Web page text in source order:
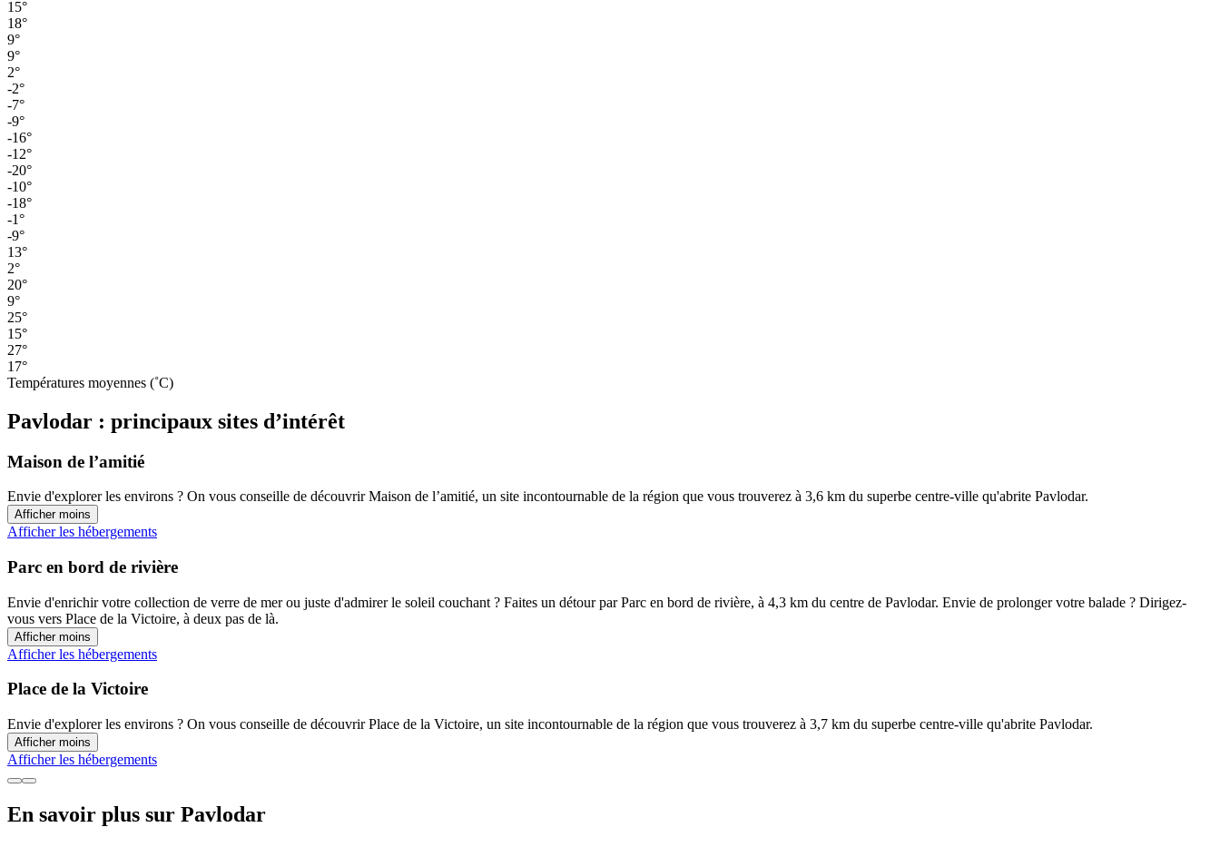
15°
18°
9°
9°
2°
-2°
-7°
-9°
-16°
-12°
-20°
-10°
-18°
-1°
-9°
13°
2°
20°
9°
25°
15°
27°
17°
Températures moyennes (˚C)
Pavlodar : principaux sites d’intérêt
Maison de l’amitié
Envie d'explorer les environs ? On vous conseille de découvrir Maison de l’amitié, un site incontournable de la région que vous trouverez à 3,6 km du superbe centre-ville qu'abrite Pavlodar.
Afficher moins
Afficher les hébergements
Parc en bord de rivière
Envie d'enrichir votre collection de verre de mer ou juste d'admirer le soleil couchant ? Faites un détour par Parc en bord de rivière, à 4,3 km du centre de Pavlodar. Envie de prolonger votre balade ? Dirigez-
vous vers Place de la Victoire, à deux pas de là.
Afficher moins
Afficher les hébergements
Place de la Victoire
Envie d'explorer les environs ? On vous conseille de découvrir Place de la Victoire, un site incontournable de la région que vous trouverez à 3,7 km du superbe centre-ville qu'abrite Pavlodar.
Afficher moins
Afficher les hébergements
En savoir plus sur Pavlodar